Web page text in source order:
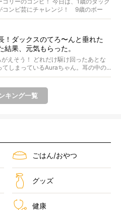
コンビ芸にチャレンジ！ 9歳のボー
！ダックスのてろ〜んと垂れた
結果、元気もらった。
えそう！ どれだけ駆け回ったあとな
てしまっているAuraちゃん。耳の中の...
キング一覧
ごはん/おやつ
グッズ
健康